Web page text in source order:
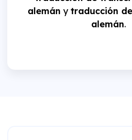
alemán y traducción
alemán.